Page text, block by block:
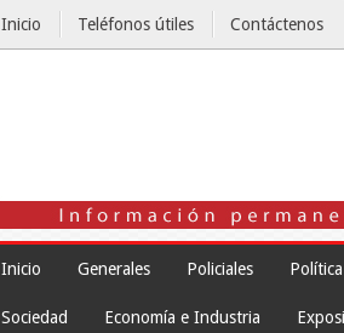
Inicio Teléfonos útiles Contáctenos
Inicio Generales Policiales Política
Sociedad Economía e Industria